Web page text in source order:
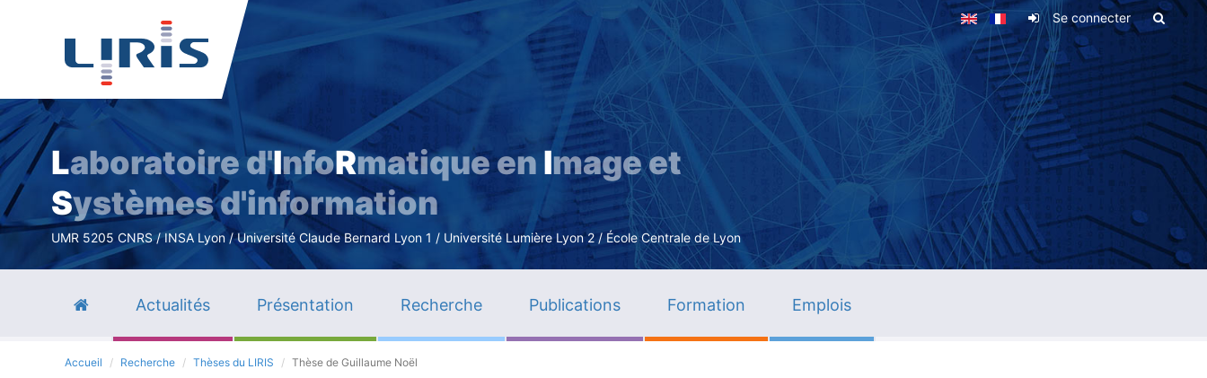
Aller
contenu
principal
Se connecter
Laboratoire d'InfoRmatique en Image et
Systèmes d'information
UMR 5205 CNRS / INSA Lyon / Université Claude Bernard Lyon 1 / Université Lumière Lyon 2 / École Centrale de Lyon
Actualités Présentation Recherche Publications Formation Emplois
Accueil Recherche Thèses du LIRIS Thèse de Guillaume Noël